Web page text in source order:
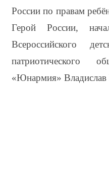
России по правам
Герой России,
Всероссийского
патриотического
«Юнармия» Владислав